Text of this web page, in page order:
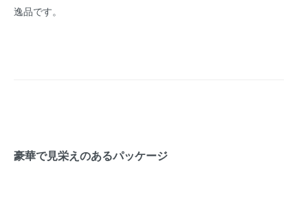
逸品です。
豪華で見栄えのあるパッケージ